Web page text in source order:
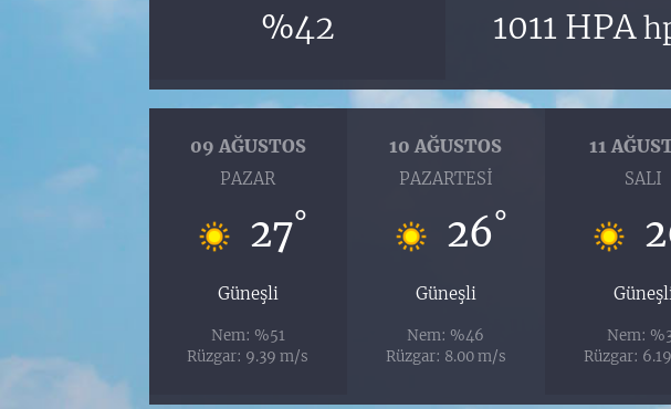
%42 1011 HPA
09 AĞUSTOS
PAZAR
27°
Güneşli
Nem: %51
Rüzgar: 9.39 m/s
10 AĞUSTOS
PAZARTESI
26°
Güneşli
Nem: %46
Rüzgar: 8.00 m/s
11
SALI
Nem:
Rüzgar: